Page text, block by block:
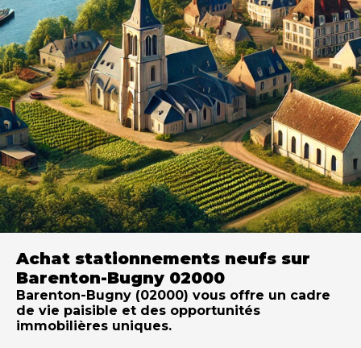
Achat stationnements neufs sur
Barenton-Bugny 02000
Barenton-Bugny (02000) vous offre un cadre
de vie paisible et des opportunités
immobilières uniques.